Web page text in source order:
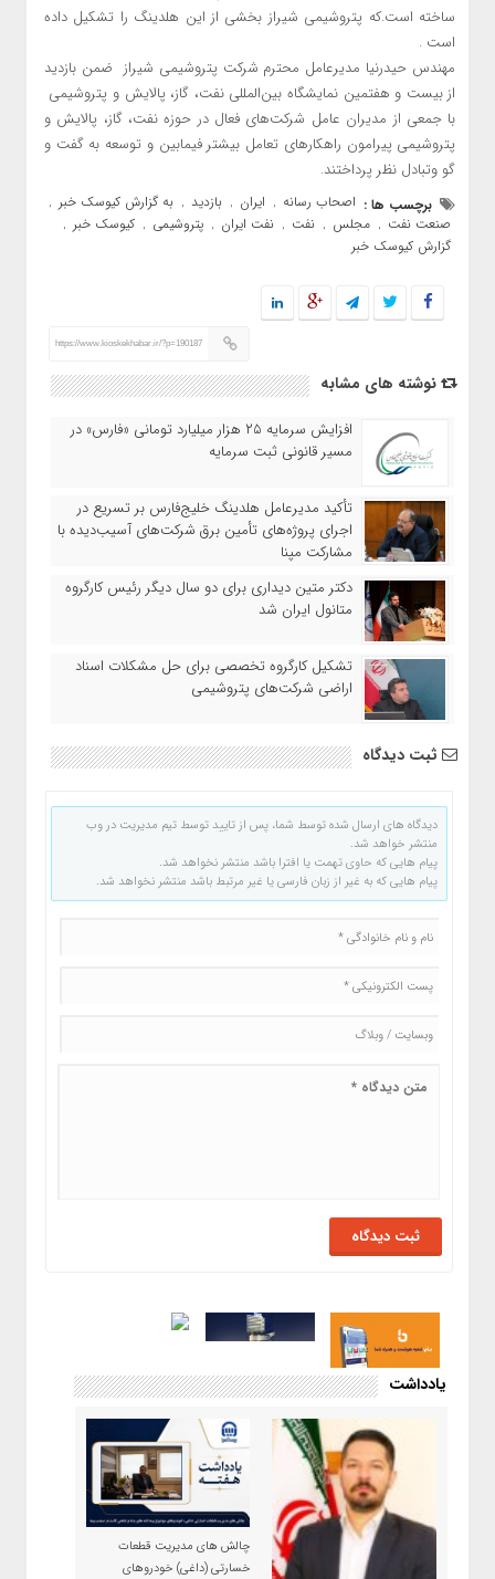
ساخته است.که پتروشیمی شیراز بخشی از این هلدینگ را تشکیل داده
است .
مهندس حیدرنیا مدیرعامل محترم شرکت پتروشیمی شیراز ضمن بازدید
از بیست و هفتمین نمایشگاه بین‌المللی نفت، گاز، پالایش و پتروشیمی
با جمعی از مدیران عامل شرکت‌های فعال در حوزه نفت، گاز، پالایش و
پتروشیمی پیرامون راهکارهای تعامل بیشتر فیمابین و توسعه به گفت و
گو وتبادل نظر پرداختند.
برچسب ها : اصحاب رسانه , ایران , بازدید , به گزارش کیوسک خبر ,
صنعت نفت , مجلس , نفت , نفت ایران , پتروشیمی , کیوسک خبر ,
گزارش کیوسک خبر
https://www.kioskekhabar.ir/?p=190187
نوشته های مشابه
افزایش سرمایه ۲۵ هزار میلیارد تومانی «فارس» در
مسیر قانونی ثبت سرمایه
تأکید مدیرعامل هلدینگ خلیج‌فارس بر تسریع در
اجرای پروژه‌های تأمین برق شرکت‌های آسیب‌دیده با
مشارکت مپنا
دکتر متین دیداری برای دو سال دیگر رئیس کارگروه
متانول ایران شد
تشکیل کارگروه تخصصی برای حل مشکلات اسناد
اراضی شرکت‌های پتروشیمی
ثبت دیدگاه
دیدگاه های ارسال شده توسط شما، پس از تایید توسط تیم مدیریت در وب
منتشر خواهد شد.
پیام هایی که حاوی تهمت یا افترا باشد منتشر نخواهد شد.
پیام هایی که به غیر از زبان فارسی یا غیر مرتبط باشد منتشر نخواهد شد.
یادداشت
چالش های مدیریت قطعات
خسارتی (داغی) خودروهای